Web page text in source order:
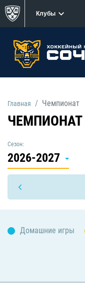
Клубы
Главная Чемпионат
ЧЕМПИОНАТ
Сезон:
2026-2027
Домашние игры